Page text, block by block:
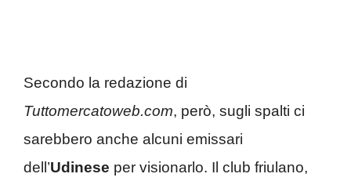
Secondo la redazione di
Tuttomercatoweb.com, però, sugli spalti ci
sarebbero anche alcuni emissari
dell’Udinese per visionarlo. Il club friulano,